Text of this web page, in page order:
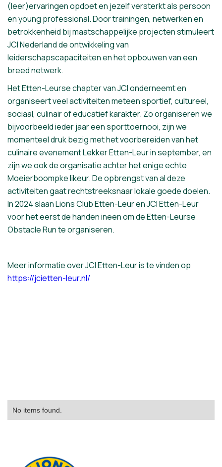
(leer)ervaringen opdoet en jezelf versterkt als persoon
en young professional. Door trainingen, netwerken en
betrokkenheid bij maatschappelijke projecten stimuleert
JCI Nederland de ontwikkeling van
leiderschapscapaciteiten en het opbouwen van een
breed netwerk.
Het Etten-Leurse chapter van JCI onderneemt en
organiseert veel activiteiten meteen sportief, cultureel,
sociaal, culinair of educatief karakter. Zo organiseren we
bijvoorbeeld ieder jaar een sporttoernooi, zijn we
momenteel druk bezig met het voorbereiden van het
culinaire evenement Lekker Etten-Leur in september, en
zijn we ook de organisatie achter het enige echte
Moeierboompke likeur. De opbrengst van al deze
activiteiten gaat rechtstreeksnaar lokale goede doelen.
In 2024 slaan Lions Club Etten-Leur en JCI Etten-Leur
voor het eerst de handen ineen om de Etten-Leurse
Obstacle Run te organiseren.
Meer informatie over JCI Etten-Leur is te vinden op
https://jcietten-leur.nl/
No items found.